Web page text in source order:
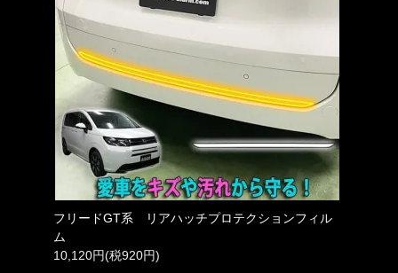
フリードGT系 リアハッチプロテクションフィル
ム
10,120円(税920円)